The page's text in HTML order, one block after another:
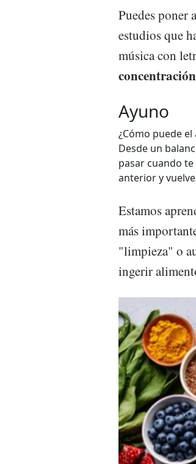
Puedes poner
estudios que
música con
concentración
Ayuno
¿Cómo puede
Desde un
pasar cuando
anterior y
Estamos
más
"limpieza" o
ingerir